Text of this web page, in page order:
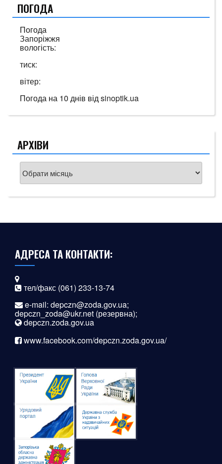
ПОГОДА
Погода
Запоріжжя
вологість:
тиск:
вітер:
Погода на 10 днів відsinoptik.ua
АРХІВИ
Архіви
АДРЕСА ТА КОНТАКТИ:
тел/факс (061) 233-13-74
e-mail: depczn@zoda.gov.ua;
depczn_zoda@ukr.net (резервна);
depczn.zoda.gov.ua
www.facebook.com/depczn.zoda.gov.ua/